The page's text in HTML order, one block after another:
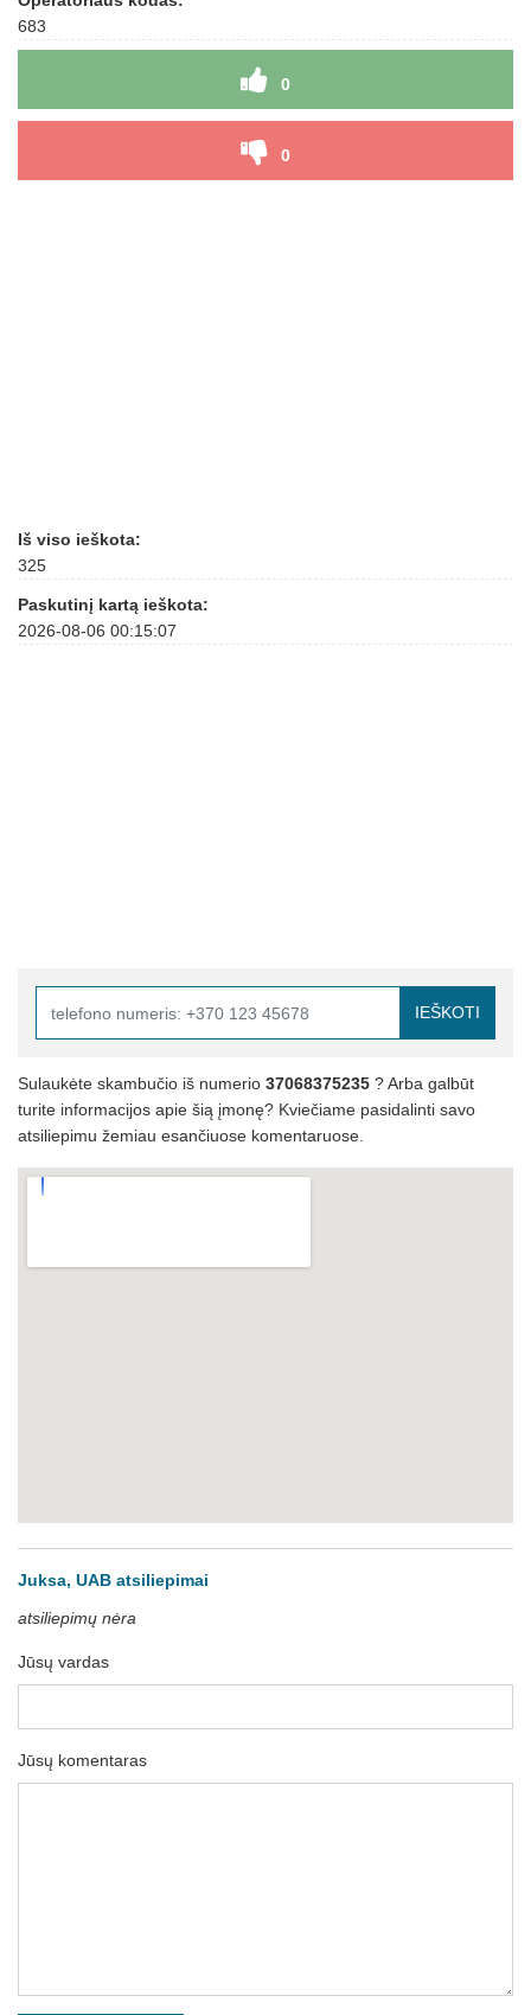
683
0
0
Iš viso ieškota:
325
Paskutinį kartą ieškota:
2026-08-06 00:15:07
IEŠKOTI
Sulaukėte skambučio iš numerio 37068375235 ? Arba galbūt
turite informacijos apie šią įmonę? Kviečiame pasidalinti savo
atsiliepimu žemiau esančiuose komentaruose.
Juksa, UAB atsiliepimai
atsiliepimų nėra
Jūsų vardas
Jūsų komentaras